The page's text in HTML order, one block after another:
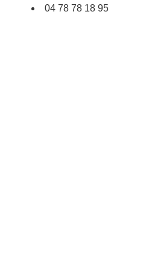
04 78 78 18 95